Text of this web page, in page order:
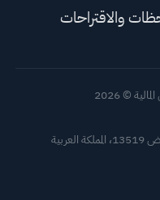
والاقتراحات
© 2026
مركز الملك عبد الله المالي، الدور 5 برج 3.05، الرياض 13519، المملكة العربية